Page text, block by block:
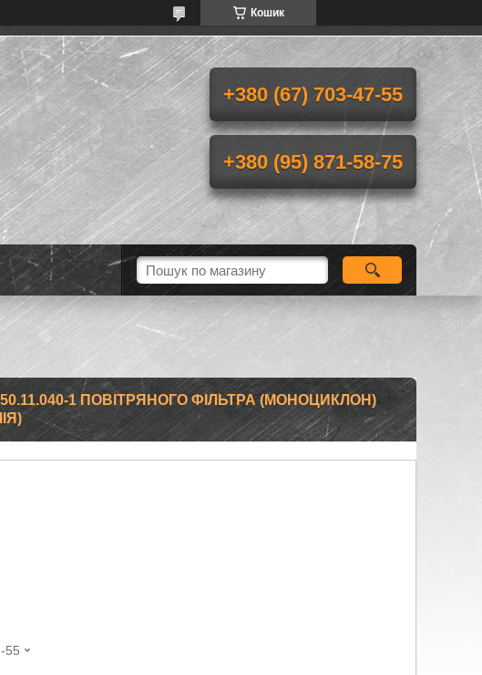
Кошик
+380 (67) 703-47-55
+380 (95) 871-58-75
1 ПОВІТРЯНОГО ФІЛЬТРА (МОНОЦИКЛОН)
55